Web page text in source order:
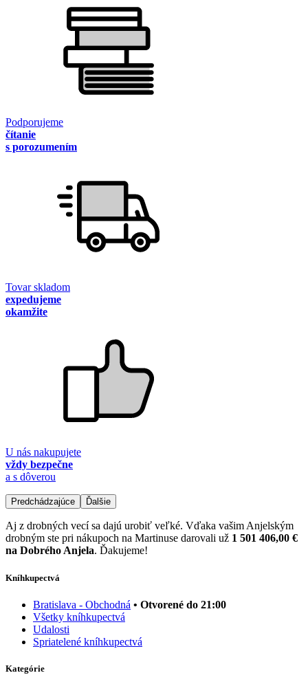
Podporujeme
čítanie
s porozumením
Tovar skladom
expedujeme
okamžite
U nás nakupujete
vždy bezpečne
a s dôverou
Predchádzajúce Ďalšie
Aj z drobných vecí sa dajú urobiť veľké. Vďaka vašim Anjelským
drobným ste pri nákupoch na Martinuse darovali už 1 501 406,00 €
na Dobrého Anjela. Ďakujeme!
Kníhkupectvá
Bratislava - Obchodná • Otvorené do 21:00
Všetky kníhkupectvá
Udalosti
Spriatelené kníhkupectvá
Kategórie